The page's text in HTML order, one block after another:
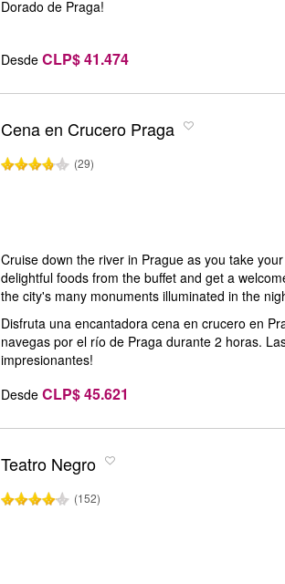
Dorado de Praga!
Desde CLP$ 41.474
Cena en Crucero Praga
(29)
Cruise down the river in Prague as you take
delightful foods from the buffet and get a
the city's many monuments illuminated in the
Disfruta una encantadora cena en crucero en
navegas por el río de Praga durante 2 horas.
impresionantes!
Desde CLP$ 45.621
Teatro Negro
(152)